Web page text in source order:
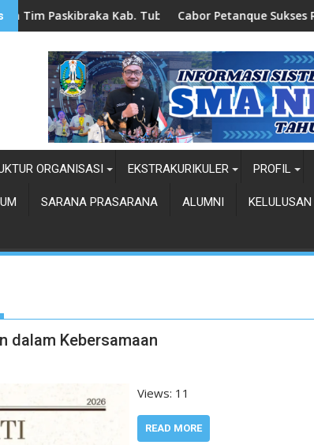
Kab. TubanCabor Petanque Sukses Raup Prestasi
ORGANISASI EKSTRAKURIKULER PROFIL
SARANA PRASARANA ALUMNI KELULUSAN
dalam Kebersamaan
Views: 11
READ MORE